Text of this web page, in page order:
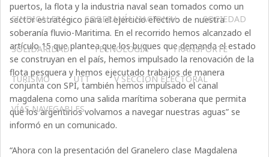
SINDICALES SOBERANÍA NACIONAL SOCIEDAD
SOLIDARIDAD TECNOLOGÍA TRANSPORTE
TURISMO UTT V SECCIÓN ELECTORAL
VÍAS NAVEGABLES
puertos, la flota y la industria naval sean tomados como un
sector estratégico para el ejercicio efectivo de nuestra
soberanía fluvio-Maritima. En el recorrido hemos alcanzado el
artículo 15 que plantea que los buques que demanda el estado
se construyan en el país, hemos impulsado la renovación de la
flota pesquera y hemos ejecutado trabajos de manera
conjunta con SPI, también hemos impulsado el canal
magdalena como una salida marítima soberana que permita
que los argentinos volvamos a navegar nuestras aguas” se
informó en un comunicado.
“Ahora con la presentación del Granelero clase Magdalena